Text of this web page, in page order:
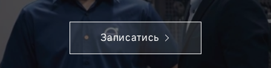
Записатись